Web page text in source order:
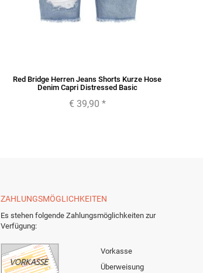
Red Bridge Herren Jeans Shorts Kurze Hose
Denim Capri Distressed Basic
€ 39,90 *
ZAHLUNGSMÖGLICHKEITEN
Es stehen folgende Zahlungsmöglichkeiten zur
Verfügung:
Vorkasse
Überweisung